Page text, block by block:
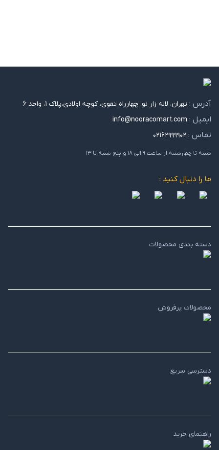
آدرس : تهران، لاله زار نو، چهارراه تقوی، کوچه اولادی،پلاک 1، واحد 6
ایمیل : info@nooracomart.com
تماس : ۰۲۱۶۲۹۹۹۹۰۲
شنبه تا چهارشنبه از ساعت ۹ الی ۱۸ و پنج شنبه تا ۱۳
ما را دنبال کنید :
دسته بندی محصولات
محصولات پرفروش
دسترسی سریع
راهنمای خرید